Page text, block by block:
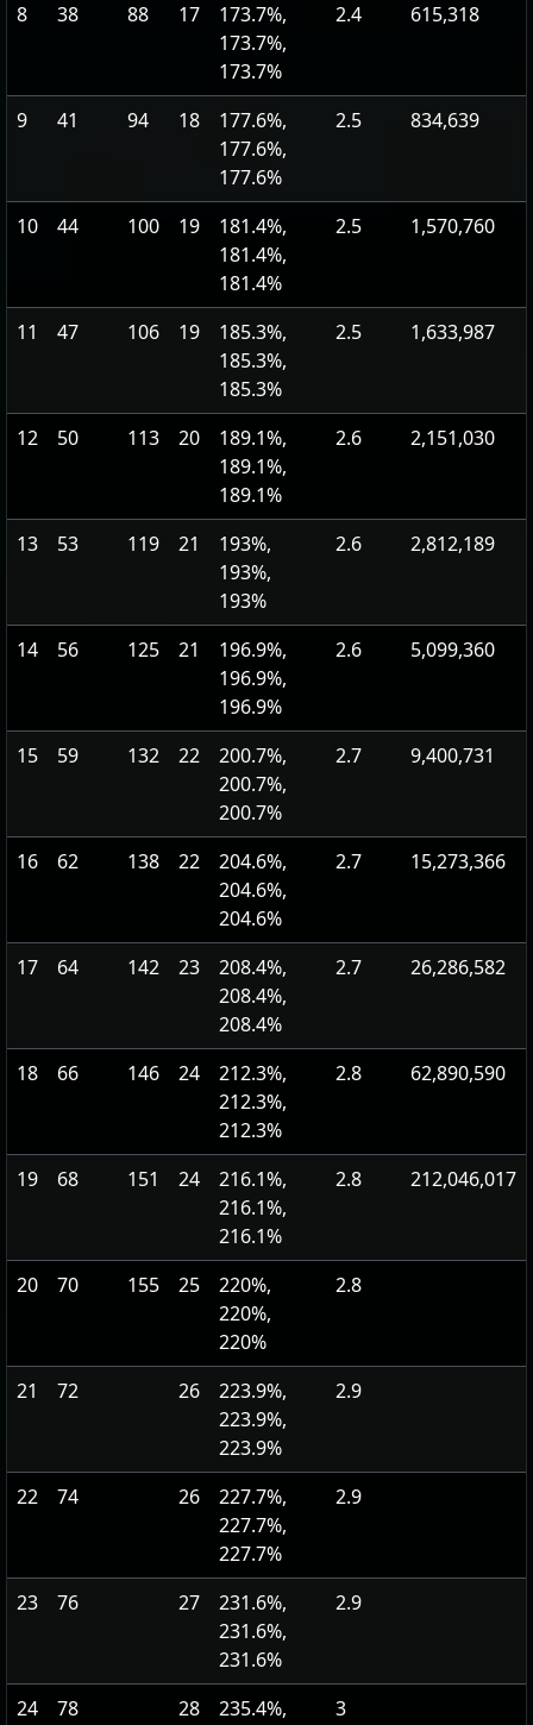
8 38 88 17
173.7%,
173.7%,
173.7%
2.4 615,318
9 41 94 18
177.6%,
177.6%,
177.6%
2.5 834,639
10 44 100 19
181.4%,
181.4%,
181.4%
2.5 1,570,760
11 47 106 19
185.3%,
185.3%,
185.3%
2.5 1,633,987
12 50 113 20
189.1%,
189.1%,
189.1%
2.6 2,151,030
13 53 119 21
193%,
193%,
193%
2.6 2,812,189
14 56 125 21
196.9%,
196.9%,
196.9%
2.6 5,099,360
15 59 132 22
200.7%,
200.7%,
200.7%
2.7 9,400,731
16 62 138 22
204.6%,
204.6%,
204.6%
2.7 15,273,366
17 64 142 23
208.4%,
208.4%,
208.4%
2.7 26,286,582
18 66 146 24
212.3%,
212.3%,
212.3%
2.8 62,890,590
19 68 151 24
216.1%,
216.1%,
216.1%
2.8 212,046,017
20 70 155 25
220%,
220%,
220%
2.8
21 72 26
223.9%,
223.9%,
223.9%
2.9
22 74 26
227.7%,
227.7%,
227.7%
2.9
23 76 27
231.6%,
231.6%,
231.6%
2.9
24 78 28
235.4%,
3